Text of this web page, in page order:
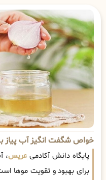
خواص شگفت انگیز آب پیاز
پایگاه دانش آکادمیعریس،
برای بهبود و تقویت موها